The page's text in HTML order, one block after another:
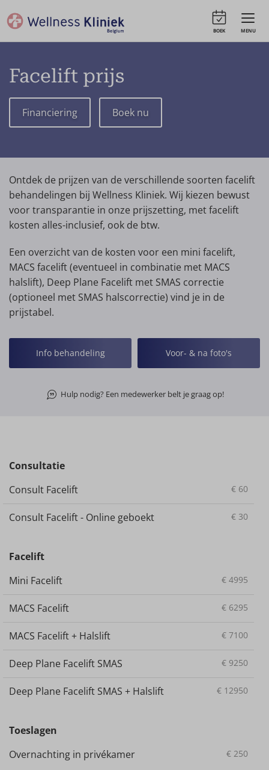
MENU
BOEK
Facelift prijs
Financiering Boek nu
Ontdek de prijzen van de verschillende soorten facelift
behandelingen bij Wellness Kliniek. Wij kiezen bewust
voor transparantie in onze prijszetting, met facelift
kosten alles-inclusief, ook de btw.
Een overzicht van de kosten voor een mini facelift,
MACS facelift (eventueel in combinatie met MACS
halslift), Deep Plane Facelift met SMAS correctie
(optioneel met SMAS halscorrectie) vind je in de
prijstabel.
Info behandeling Voor- & na foto's
Hulp nodig? Een medewerker belt je graag op!
Consultatie
Consult Facelift
€ 60
Consult Facelift - Online geboekt € 30
Facelift
Mini Facelift
€ 4995
MACS Facelift € 6295
MACS Facelift + Halslift € 7100
Deep Plane Facelift SMAS € 9250
Deep Plane Facelift SMAS + Halslift € 12950
Toeslagen
Overnachting in privékamer
€ 250